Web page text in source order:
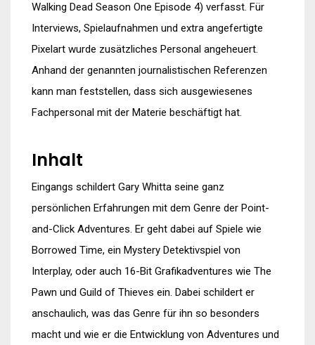
Walking Dead Season One Episode 4) verfasst. Für
Interviews, Spielaufnahmen und extra angefertigte
Pixelart wurde zusätzliches Personal angeheuert.
Anhand der genannten journalistischen Referenzen
kann man feststellen, dass sich ausgewiesenes
Fachpersonal mit der Materie beschäftigt hat.
Inhalt
Eingangs schildert Gary Whitta seine ganz
persönlichen Erfahrungen mit dem Genre der Point-
and-Click Adventures. Er geht dabei auf Spiele wie
Borrowed Time, ein Mystery Detektivspiel von
Interplay, oder auch 16-Bit Grafikadventures wie The
Pawn und Guild of Thieves ein. Dabei schildert er
anschaulich, was das Genre für ihn so besonders
macht und wie er die Entwicklung von Adventures und